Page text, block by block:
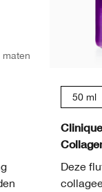
maten
50 ml
Deze